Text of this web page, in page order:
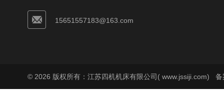
15651557183@163.com
© 2026 版权所有：江苏四机机床有限公司( www.jssiji.com) 备